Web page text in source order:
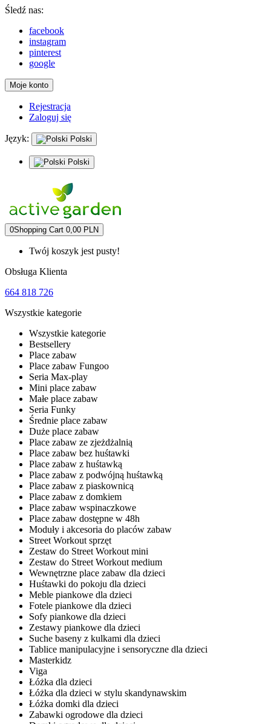
Śledź nas:
facebook
instagram
pinterest
google
Moje konto
Rejestracja
Zaloguj się
Język: Polski
Polski
0Shopping Cart 0,00 PLN
Twój koszyk jest pusty!
Obsługa Klienta
664 818 726
Wszystkie kategorie
Wszystkie kategorie
Bestsellery
Place zabaw
Place zabaw Fungoo
Seria Max-play
Mini place zabaw
Małe place zabaw
Seria Funky
Średnie place zabaw
Duże place zabaw
Place zabaw ze zjeżdżalnią
Place zabaw bez huśtawki
Place zabaw z huśtawką
Place zabaw z podwójną huśtawką
Place zabaw z piaskownicą
Place zabaw z domkiem
Place zabaw wspinaczkowe
Place zabaw dostępne w 48h
Moduły i akcesoria do placów zabaw
Street Workout sprzęt
Zestaw do Street Workout mini
Zestaw do Street Workout medium
Wewnętrzne place zabaw dla dzieci
Huśtawki do pokoju dla dzieci
Meble piankowe dla dzieci
Fotele piankowe dla dzieci
Sofy piankowe dla dzieci
Zestawy piankowe dla dzieci
Suche baseny z kulkami dla dzieci
Tablice manipulacyjne i sensoryczne dla dzieci
Masterkidz
Viga
Łóżka dla dzieci
Łóżka dla dzieci w stylu skandynawskim
Łóżka domki dla dzieci
Zabawki ogrodowe dla dzieci